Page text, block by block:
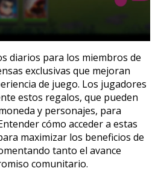
diarios para los miembros de
exclusivas que mejoran
de juego. Los jugadores
estos regalos, que pueden
y personajes, para
cómo acceder a estas
maximizar los beneficios de
tanto el avance
comunitario.